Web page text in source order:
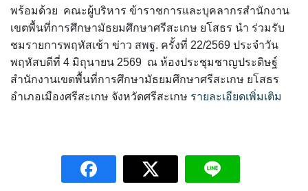
ประกาศ ตั้ง อ.ก.ค.ศ. เขตพื้นที่การศึกษามัธยมศึกษา
ปฏิทินการประชุม อ.ก.ค.ศ. เขตพื้นที่การศึกษามัธยมศึกษา
ศรีสะเกษ ยโสธร
กลุ่มพัฒนาครูและบุคลากรทางการศึกษา
กลุ่มกฏหมายและคดี
หน่วยตรวจสอบภายใน
ดาวน์โหลดเอกสารเผยแพร่
คู่มือ e-SME
สารสนเทศการเงินและสินทรัพย์
ระบบรายงานการลงเวลาปฏิบัติราชการ
LINE @
Instagram
เข้าสู่ระบบ
สมัครสมาชิก
พร้อมด้วย คณะผู้บริหาร ข้าราชการและบุคลากรสำนักงาน
เขตพื้นที่การศึกษามัธยมศึกษาศรีสะเกษ ยโสธร นำ ร่วมรับ
ชมรายการพฤหัสเช้า ข่าว สพฐ. ครั้งที่ 22/2569 ประจำวัน
พฤหัสบดีที่ 4 มิถุนายน 2569 ณ ห้องประชุมชาญประดิษฐ์
สำนักงานเขตพื้นที่การศึกษามัธยมศึกษาศรีสะเกษ ยโสธร
อำเภอเมืองศรีสะเกษ จังหวัดศรีสะเกษ รายละเอียดเพิ่มเติม